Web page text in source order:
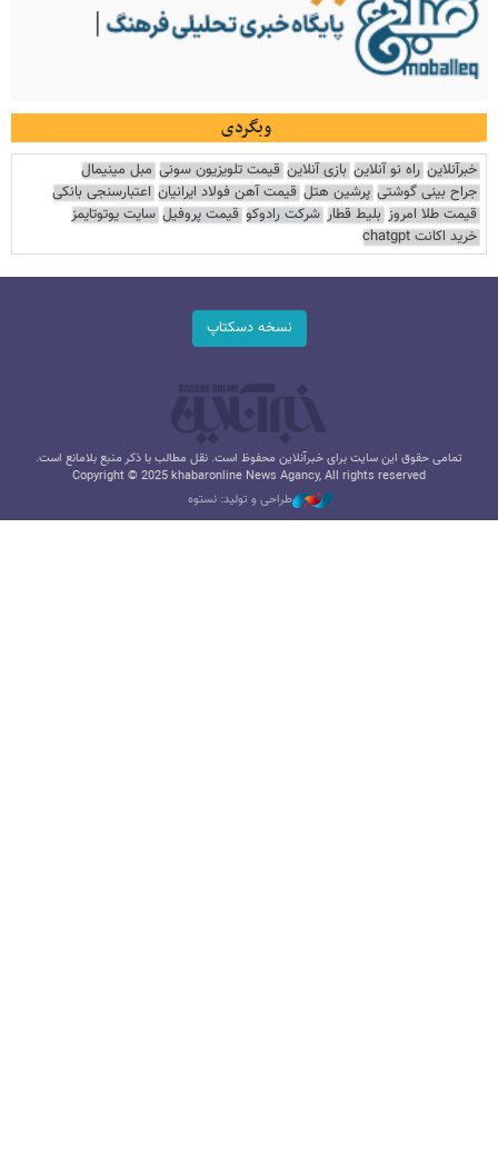
وبگردی
خبرآنلاین راه نو آنلاین بازی آنلاین قیمت تلویزیون سونی مبل مینیمال
جراح بینی گوشتی پرشین هتل قیمت آهن فولاد ایرانیان اعتبارسنجی بانکی
قیمت طلا امروز بلیط قطار شرکت رادوکو قیمت پروفیل سایت یوتوتایمز
خرید اکانت chatgpt
نسخه دسکتاپ
تمامی حقوق این سایت برای خبرآنلاین محفوظ است. نقل مطالب با ذکر منبع بلامانع است.
Copyright © 2025 khabaronline News Agancy, All rights reserved
طراحی و تولید: نستوه